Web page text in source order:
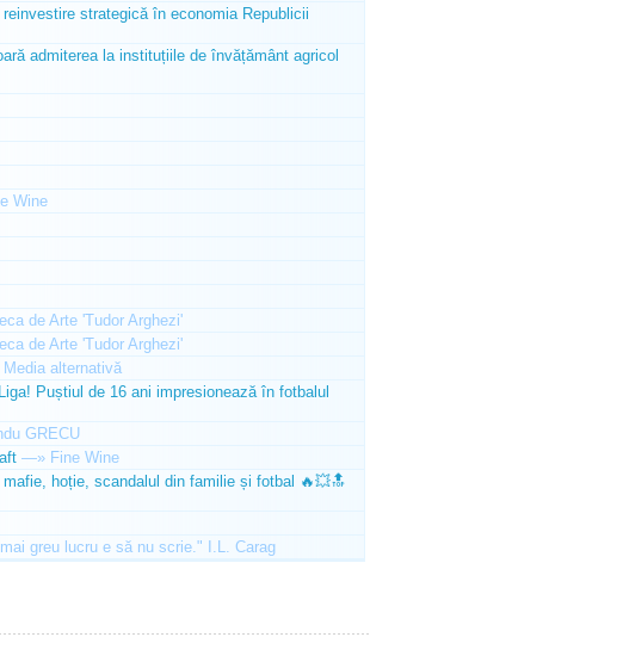
strategică în economia Republicii
admiterea la instituțiile de învățământ agricol
Wine
de Arte 'Tudor Arghezi'
de Arte 'Tudor Arghezi'
alternativă
Puștiul de 16 ani impresionează în fotbalul
GRECU
—» Fine Wine
hoție, scandalul din familie și fotbal 🔥💥🔝
greu lucru e să nu scrie." I.L. Carag